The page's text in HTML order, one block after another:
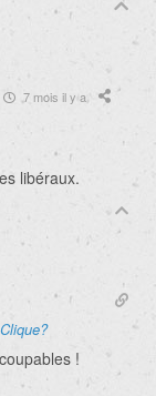
7 mois il y a
libéraux.
!